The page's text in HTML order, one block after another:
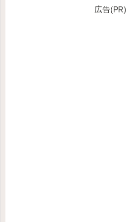
広告(PR)